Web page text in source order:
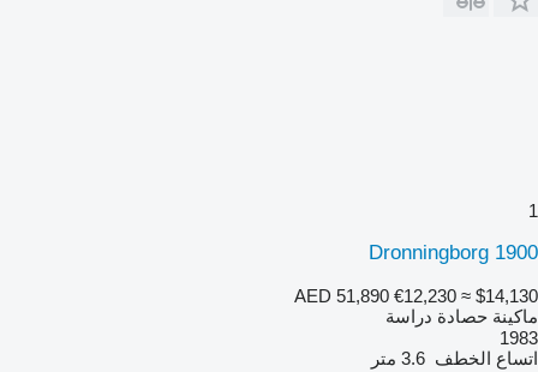
1
Dronningborg 1900
AED 51,890 €12,230 ≈ $14,130
ماكينة حصادة دراسة
1983
اتساع الخطف 3.6 متر